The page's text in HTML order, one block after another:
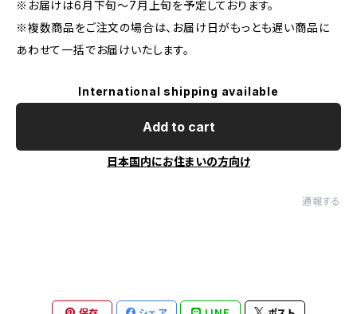
※お届けは6月下旬〜7月上旬を予定しております。
※複数商品をご注文の場合は、お届け日がもっとも遅い商品に
あわせて一括でお届けいたします。
International shipping available
Add to cart
日本国内にお住まいの方向け
通報する